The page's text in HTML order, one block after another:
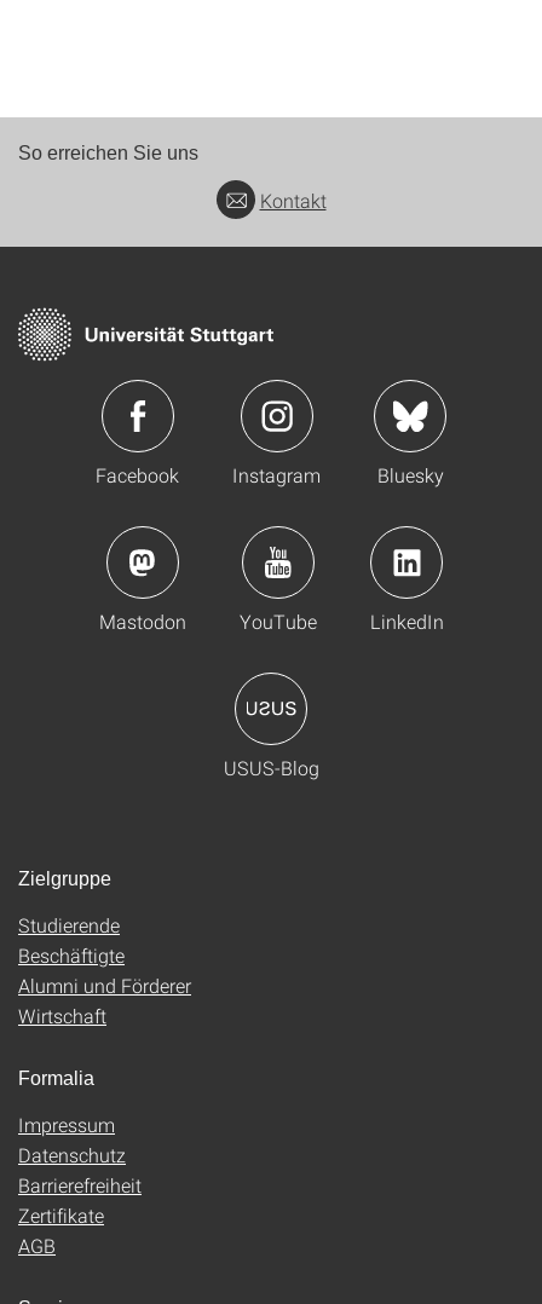
So erreichen Sie uns
Kontakt
Facebook Instagram Bluesky
Mastodon YouTube LinkedIn
USUS-Blog
Zielgruppe
Studierende
Beschäftigte
Alumni und Förderer
Wirtschaft
Formalia
Impressum
Datenschutz
Barrierefreiheit
Zertifikate
AGB